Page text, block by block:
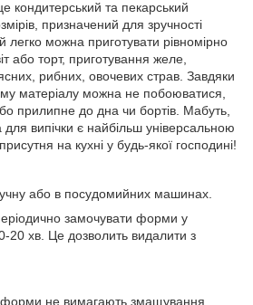
кондитерський та пекарський
призначений для зручності
легко можна приготувати рівномірно
або торт, приготування желе,
рибних, овочевих страв. Завдяки
матеріалу можна не побоюватися,
прилипне до дна чи бортів. Мабуть,
випічки є найбільш універсальною
на кухні у будь-якої господині!
або в посудомийних машинах.
замочувати форми у
20 хв. Це дозволить видалити з
форми не вимагають змащування